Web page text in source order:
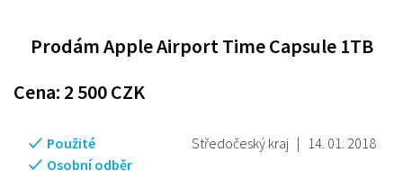
ProdámApple Airport Time Capsule 1TB
Cena: 2 500CZK
Středočeský kraj | 14. 01. 2018
Použité
Osobní odběr